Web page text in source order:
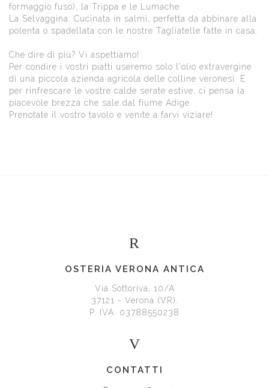
formaggio fuso), la Trippa e le Lumache.
​La Selvaggina: Cucinata in salmì, perfetta da abbinare alla
polenta o spadellata con le nostre Tagliatelle fatte in casa.
​Che dire di più? Vi aspettiamo!
Per condire i vostri piatti useremo solo l'olio extravergine
di una piccola azienda agricola delle colline veronesi. E
per rinfrescare le vostre calde serate estive, ci pensa la
piacevole brezza che sale dal fiume Adige.
​Prenotate il vostro tavolo e venite a farvi viziare!
OSTERIA VERONA ANTICA
Via Sottoriva, 10/A
37121 - Verona (VR).
P. IVA: 03788550238
CONTATTI